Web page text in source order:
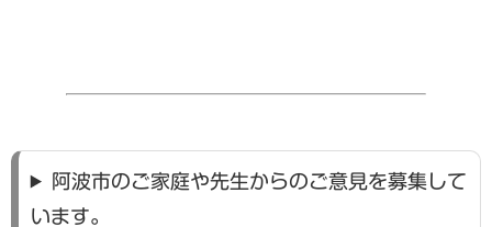
阿波市のご家庭や先生からのご意見を募集して
います。